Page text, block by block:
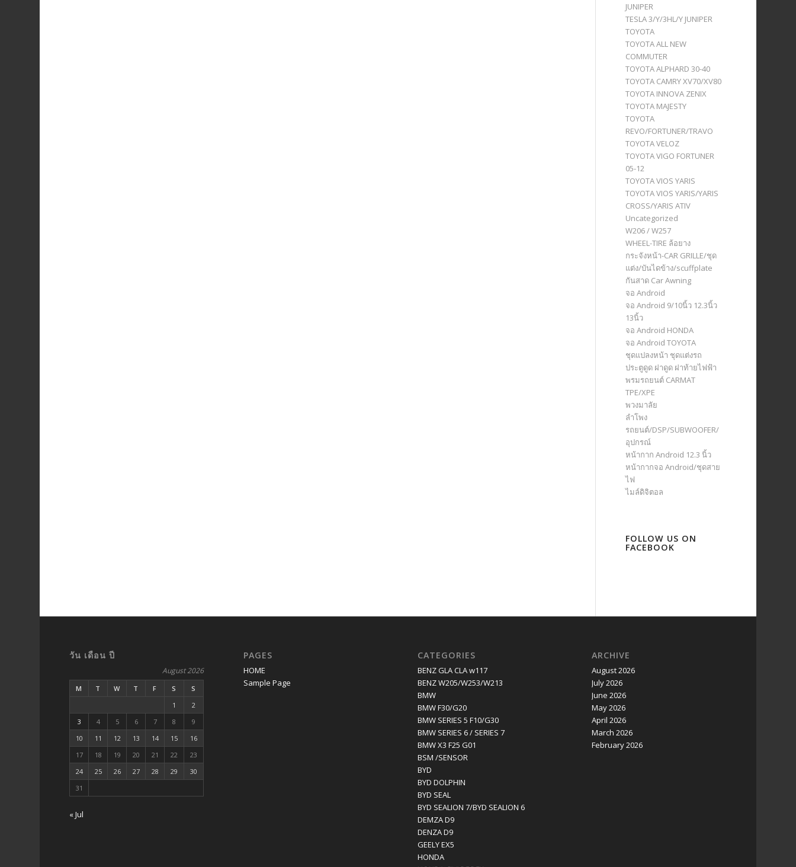
JUNIPER
TESLA 3/Y/3HL/Y JUNIPER
TOYOTA
TOYOTA ALL NEW
COMMUTER
TOYOTA ALPHARD 30-40
TOYOTA CAMRY XV70/XV80
TOYOTA INNOVA ZENIX
TOYOTA MAJESTY
TOYOTA
REVO/FORTUNER/TRAVO
TOYOTA VELOZ
TOYOTA VIGO FORTUNER
05-12
TOYOTA VIOS YARIS
TOYOTA VIOS YARIS/YARIS
CROSS/YARIS ATIV
Uncategorized
W206 / W257
WHEEL-TIRE ล้อยาง
กระจังหน้า-CAR GRILLE/ชุด
แต่ง/บันไดข้าง/scuffplate
กันสาด Car Awning
จอ Android
จอ Android 9/10นิ้ว 12.3นิ้ว
13นิ้ว
จอ Android HONDA
จอ Android TOYOTA
ชุดแปลงหน้า ชุดแต่งรถ
ประตูดูด ฝาดูด ฝาท้ายไฟฟ้า
พรมรถยนต์ CARMAT
TPE/XPE
พวงมาลัย
ลำโพง
รถยนต์/DSP/SUBWOOFER/
อุปกรณ์
หน้ากาก Android 12.3 นิ้ว
หน้ากากจอ Android/ชุดสาย
ไฟ
ไมล์ดิจิตอล
FOLLOW US ON
FACEBOOK
วัน เดือน ปี
August 2026
M T W T F S
S
1
2
3
4 5 6 7 8
9
10
11 12 13 14 15
16
17
18 19 20 21 22
23
24
25 26 27 28 29
30
31
« Jul
PAGES
HOME
Sample Page
CATEGORIES
BENZ GLA CLA w117
BENZ W205/W253/W213
BMW
BMW F30/G20
BMW SERIES 5 F10/G30
BMW SERIES 6 / SERIES 7
BMW X3 F25 G01
BSM /SENSOR
BYD
BYD DOLPHIN
BYD SEAL
BYD SEALION 7/BYD SEALION 6
DEMZA D9
DENZA D9
GEELY EX5
HONDA
ARCHIVE
August 2026
July 2026
June 2026
May 2026
April 2026
March 2026
February 2026